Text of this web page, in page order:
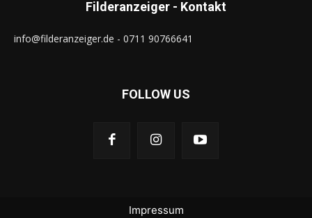
Filderanzeiger - Kontakt
info@filderanzeiger.de - 0711 90766641
FOLLOW US
Impressum